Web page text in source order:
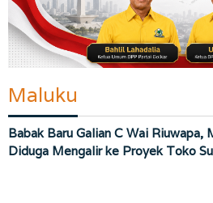
Maluku
Babak Baru Galian C Wai Riuwapa,
Diduga Mengalir ke Proyek Toko